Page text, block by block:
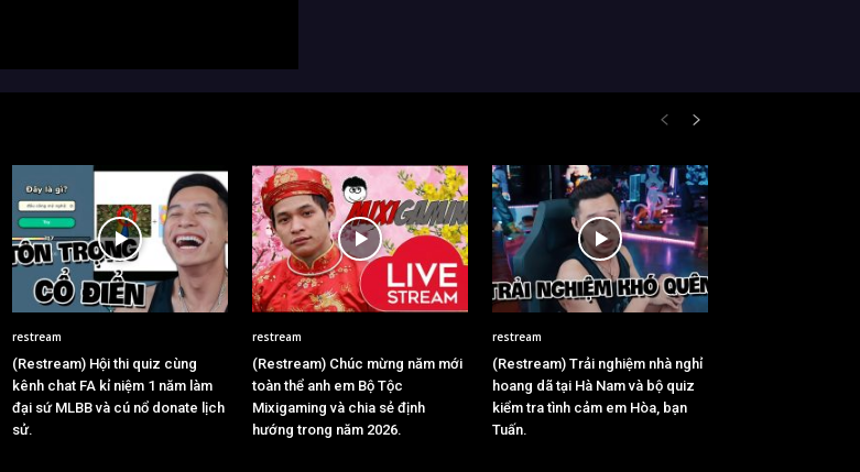
restream
(Restream) Hội thi quiz cùng
kênh chat FA kỉ niệm 1 năm làm
đại sứ MLBB và cú nổ donate lịch
sử.
restream
(Restream) Chúc mừng năm mới
toàn thể anh em Bộ Tộc
Mixigaming và chia sẻ định
hướng trong năm 2026.
restream
(Restream) Trải nghiệm nhà nghỉ
hoang dã tại Hà Nam và bộ quiz
kiểm tra tình cảm em Hòa, bạn
Tuấn.